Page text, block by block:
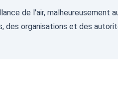
de l'air, malheureusement
organisations et des